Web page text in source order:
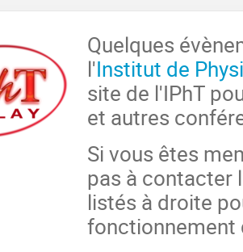
Quelques
l'Institut de
site de l'IPhT
et autres
Si vous êtes
pas à contacter
listés à droite
fonctionnement